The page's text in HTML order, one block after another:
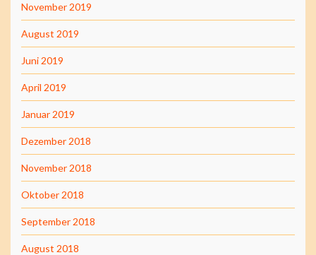
November 2019
August 2019
Juni 2019
April 2019
Januar 2019
Dezember 2018
November 2018
Oktober 2018
September 2018
August 2018